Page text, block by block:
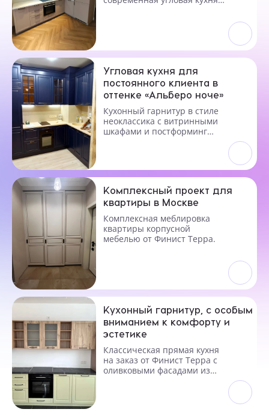
Угловая кухня для
постоянного клиента в
оттенке «Альберо ноче»
Кухонный гарнитур в стиле
неоклассика с витринными
шкафами и постформинг
Комплексный проект для
квартиры в Москве
Комплексная меблировка
квартиры корпусной
мебелью от Финист Терра.
Кухонный гарнитур, с особым
вниманием к комфорту и
эстетике
Классическая прямая кухня
на заказ от Финист Терра с
оливковыми фасадами из